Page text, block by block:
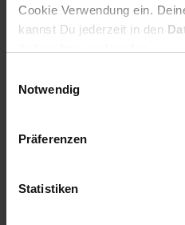
Cookie Verwendung ein.
kannst Du jederzeit in den
Notwendig
Präferenzen
Statistiken
bleichen: Nicht bleichen
buegeln: Nicht bügeln
innen_material: 100%
innen_material_einsatz:
material-fuellung-
material-kunstfellkragen: